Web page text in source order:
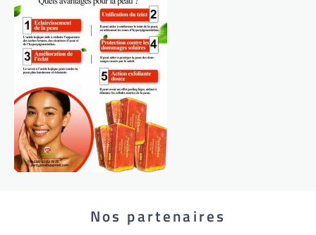
Nos partenaires